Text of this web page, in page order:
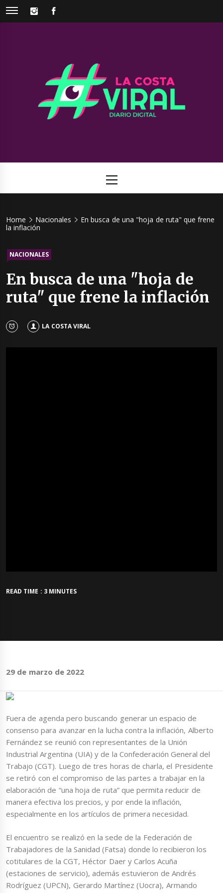
Skip
INSTAGRAM
Viral
Menu
Home Nacionales
En busca de una "hoja de ruta" que frene
la inflación
NACIONALES
En busca de una "hoja de
ruta" que frene la inflación
LA COSTA VIRAL
READ TIME : 3 MINUTES
29 de marzo de 2022
Fuera de agenda pero buscando generar un espacio de
consenso para avanzar en la lucha contra la inflación, Alberto
Fernández se reunió con representantes de la Unión
Industrial Argentina (UIA) y de la Confederación General del
Trabajo (CGT). Luego de tres horas de charla, el Presidente
se retiró con el compromiso de las partes a trabajar en la
elaboración de “una hoja de ruta” que permita reducir de
manera efectiva los precios, y por ende la inflación,
especialmente en los artículos de primera necesidad.
El encuentro se realizó en la sede de la Federación de
Trabajadores de la Sanidad (Fatsa) donde lo recibieron los
cotitulares de la CGT, Héctor Daer y Carlos Acuña
(estaciones de servicio), además estuvieron de Andrés
Rodríguez (UPCN), Gerardo Martínez (Uocra), Armando